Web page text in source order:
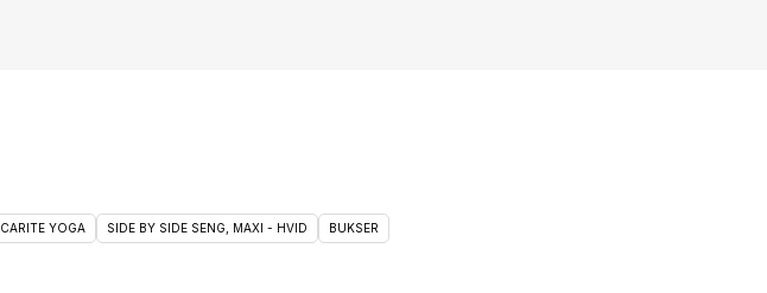
CARITE YOGA SIDE BY SIDE SENG, MAXI - HVID BUKSER